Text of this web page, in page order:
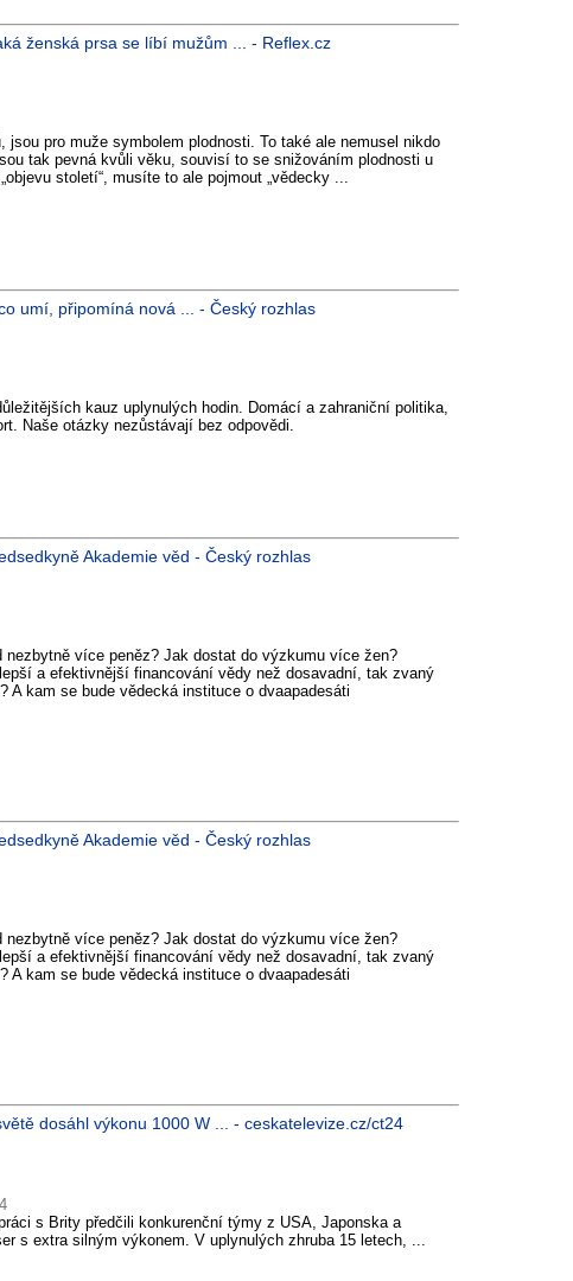
ženská prsa se líbí mužům ... - Reflex.cz
jsou pro muže symbolem plodnosti. To také ale nemusel nikdo
tak pevná kvůli věku, souvisí to se snižováním plodnosti u
století“, musíte to ale pojmout „vědecky ...
umí, připomíná nová ... - Český rozhlas
kauz uplynulých hodin. Domácí a zahraniční politika,
Naše otázky nezůstávají bez odpovědi.
Akademie věd - Český rozhlas
nezbytně více peněz? Jak dostat do výzkumu více žen?
a efektivnější financování vědy než dosavadní, tak zvaný
A kam se bude vědecká instituce o dvaapadesáti
Akademie věd - Český rozhlas
nezbytně více peněz? Jak dostat do výzkumu více žen?
a efektivnější financování vědy než dosavadní, tak zvaný
A kam se bude vědecká instituce o dvaapadesáti
dosáhl výkonu 1000 W ... - ceskatelevize.cz/ct24
s Brity předčili konkurenční týmy z USA, Japonska a
s extra silným výkonem. V uplynulých zhruba 15 letech, ...